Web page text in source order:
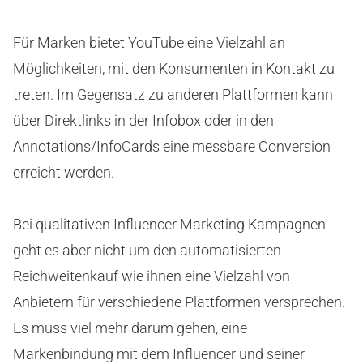
Für Marken bietet YouTube eine Vielzahl an
Möglichkeiten, mit den Konsumenten in Kontakt zu
treten. Im Gegensatz zu anderen Plattformen kann
über Direktlinks in der Infobox oder in den
Annotations/InfoCards eine messbare Conversion
erreicht werden.
Bei qualitativen Influencer Marketing Kampagnen
geht es aber nicht um den automatisierten
Reichweitenkauf wie ihnen eine Vielzahl von
Anbietern für verschiedene Plattformen versprechen.
Es muss viel mehr darum gehen, eine
Markenbindung mit dem Influencer und seiner